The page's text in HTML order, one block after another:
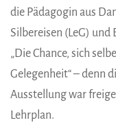
die Pädagogin aus
Silbereisen (LeG)
„Die Chance, sich
Gelegenheit“ – denn
Ausstellung war
Lehrplan.